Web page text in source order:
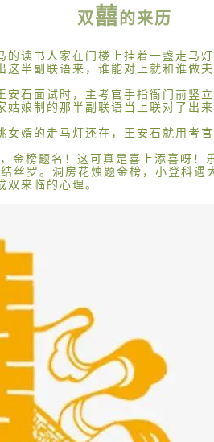
双囍 的来历
读书人家在门楼上挂着一盏走马
半副联语来，谁能对上就和谁做
石面试时，主考官手指衙门前竖
娘制的那半副联语当上联对了出
婿的走马灯还在，王安石就用考
金榜题名！这可真是喜上添喜呀！
丝罗。洞房花烛题金榜，小登科
来临的心理。